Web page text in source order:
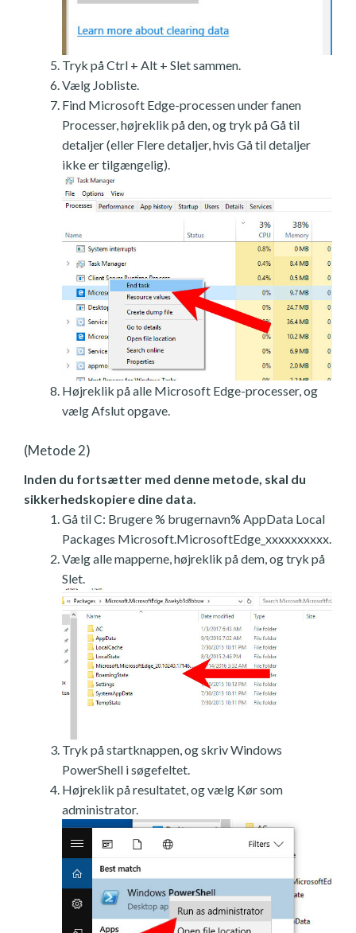
Tryk på Ctrl + Alt + Slet sammen.
Vælg Jobliste.
Find Microsoft Edge-processen under fanen
Processer, højreklik på den, og tryk på Gå til
detaljer (eller Flere detaljer, hvis Gå til detaljer
ikke er tilgængelig).
Højreklik på alle Microsoft Edge-processer, og
vælg Afslut opgave.
(Metode 2)
Inden du fortsætter med denne metode, skal du
sikkerhedskopiere dine data.
Gå til C: Brugere % brugernavn% AppData Local
Packages Microsoft.MicrosoftEdge_xxxxxxxxxx.
Vælg alle mapperne, højreklik på dem, og tryk på
Slet.
Tryk på startknappen, og skriv Windows
PowerShell i søgefeltet.
Højreklik på resultatet, og vælg Kør som
administrator.